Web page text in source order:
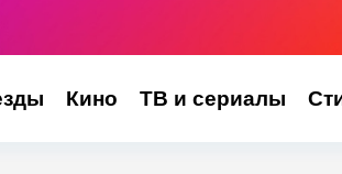
Кино ТВ и сериалы